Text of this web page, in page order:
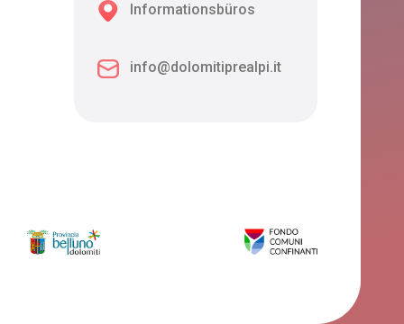
Informationsbüros
info@dolomitiprealpi.it